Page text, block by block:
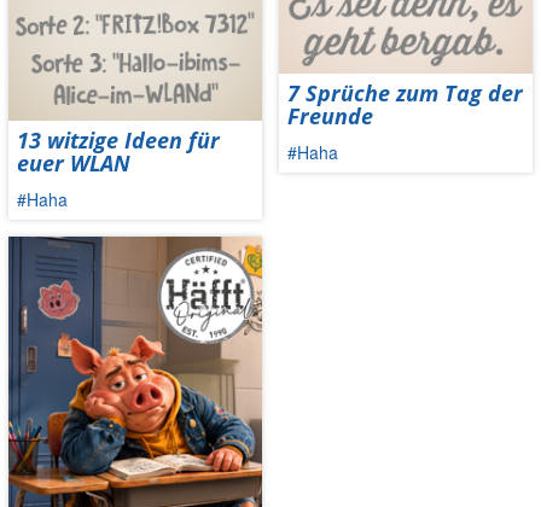
13 witzige Ideen für
euer WLAN
#Haha
7 Sprüche zum Tag der
Freunde
#Haha